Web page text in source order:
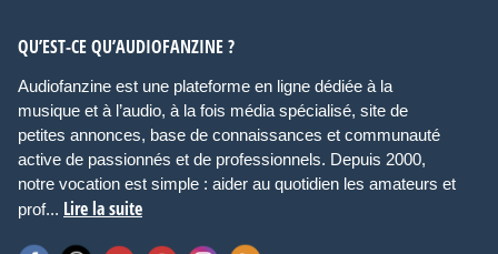
QU’EST-CE QU’AUDIOFANZINE ?
Audiofanzine est une plateforme en ligne dédiée à la
musique et à l’audio, à la fois média spécialisé, site de
petites annonces, base de connaissances et communauté
active de passionnés et de professionnels. Depuis 2000,
notre vocation est simple : aider au quotidien les amateurs et
prof... Lire la suite